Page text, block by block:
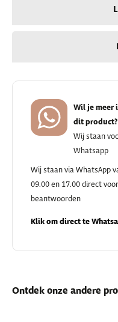
Wil je meer
dit product?
Wij staan
Whatsapp
Wij staan via WhatsApp
09.00 en 17.00 direct
beantwoorden
Klik om direct te
Ontdek onze andere